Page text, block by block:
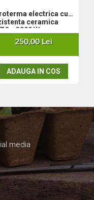
electrica cu
ceramica
- 3000 W
250,00 Lei
ADAUGA IN COS
media